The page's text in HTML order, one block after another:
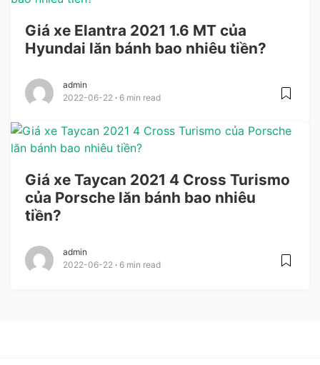
Giá xe Elantra 2021 1.6 MT của
Hyundai lăn bánh bao nhiêu tiền?
admin
2022-06-22
6 min read
Giá xe Taycan 2021 4 Cross Turismo
của Porsche lăn bánh bao nhiêu
tiền?
admin
2022-06-22
6 min read